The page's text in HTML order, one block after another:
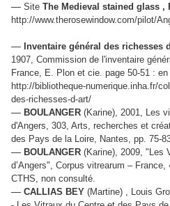
— Site The Medieval stained glass ,
http://www.therosewindow.com/pilot/
— Inventaire général des richesses
1907, Commission de l'inventaire
France, E. Plon et cie. page 50-51 :
http://bibliotheque-numerique.inha.fr/
des-richesses-d-art/
— BOULANGER (Karine), 2001, Les
d'Angers, 303, Arts, recherches et
des Pays de la Loire, Nantes, pp. 75-
— BOULANGER (Karine), 2009, "Les
d’Angers", Corpus vitrearum –
CTHS, non consulté.
— CALLIAS BEY (Martine) , ‎Louis